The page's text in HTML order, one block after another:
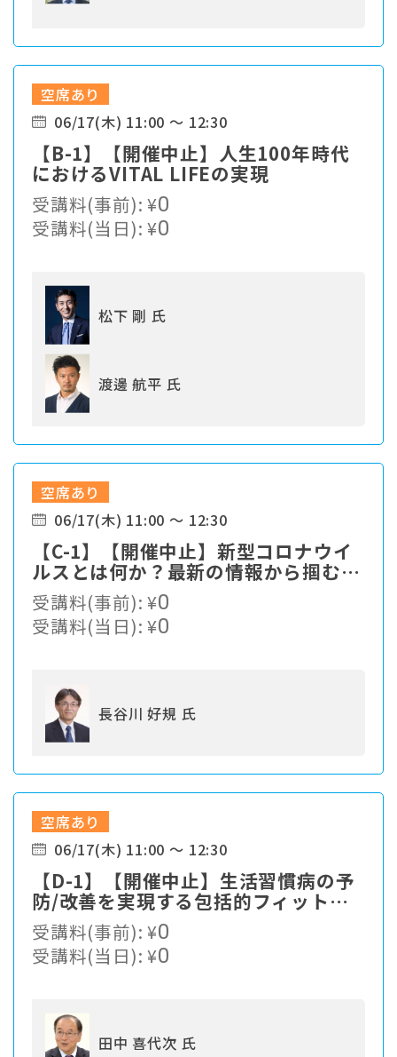
空席あり
06/17(木) 11:00 ～ 12:30
【B-1】【開催中止】人生100年時代
におけるVITAL LIFEの実現
受講料(事前):¥0
受講料(当日):¥0
松下 剛 氏
渡邊 航平 氏
空席あり
06/17(木) 11:00 ～ 12:30
【C-1】【開催中止】新型コロナウイ
ルスとは何か？最新の情報から掴む対
策最前線
受講料(事前):¥0
受講料(当日):¥0
長谷川 好規 氏
空席あり
06/17(木) 11:00 ～ 12:30
【D-1】【開催中止】生活習慣病の予
防/改善を実現する包括的フィットネ
スプログラム
受講料(事前):¥0
受講料(当日):¥0
田中 喜代次 氏